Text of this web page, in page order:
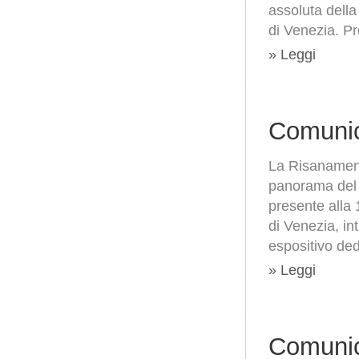
assoluta
di Venezia.
» Leggi
La
panorama
presente alla
di Venezia,
espositivo
» Leggi